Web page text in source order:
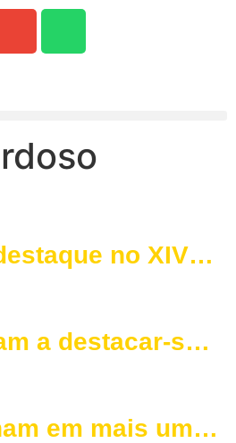
no XIV
a destacar-se
em mais uma